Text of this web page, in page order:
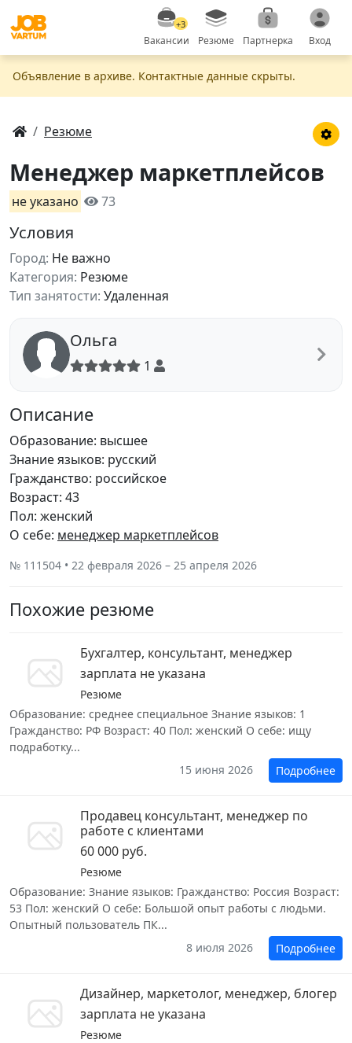
+3
Вакансии Резюме Партнерка Вход
Объявление в apxивe. Контактные данные скрыты.
Резюме
Менеджер маркетплейсов
не указано 73
Условия
Город: Не важно
Категория: Резюме
Тип занятости: Удаленная
Ольга
1
Описание
Образование: высшее
Знание языков: русский
Гражданство: российское
Возраст: 43
Пол: женский
О себе: менеджер маркетплейсов
№ 111504 • 22 февраля 2026 – 25 апреля 2026
Похожие резюме
Бухгалтер, консультант, менеджер
зарплата не указана
Резюме
Образование: среднее специальное Знание языков: 1
Гражданство: РФ Возраст: 40 Пол: женский О себе: ищу
подработку...
15 июня 2026
Подробнее
Продавец консультант, менеджер по
работе с клиентами
60 000 руб.
Резюме
Образование: Знание языков: Гражданство: Россия Возраст:
53 Пол: женский О себе: Большой опыт работы с людьми.
Опытный пользователь ПК...
8 июля 2026
Подробнее
Дизайнер, маркетолог, менеджер, блогер
зарплата не указана
Резюме